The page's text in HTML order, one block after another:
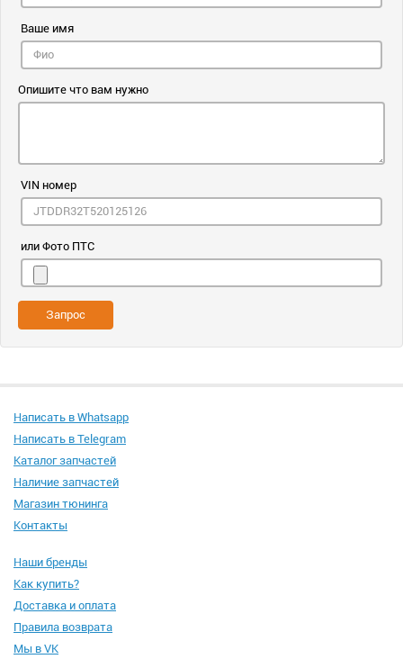
Ваше имя
Опишите что вам нужно
VIN номер
или Фото ПТС
Запрос
Написать в Whatsapp
Написать в Telegram
Каталог запчастей
Наличие запчастей
Магазин тюнинга
Контакты
Наши бренды
Как купить?
Доставка и оплата
Правила возврата
Мы в VK